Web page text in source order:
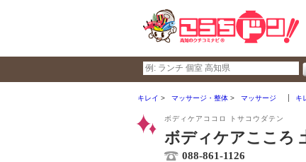
キレイ マッサージ・整体 マッサージ キ
ボディケアココロ トサコウダテン
ボディケアこころ
088-861-1126